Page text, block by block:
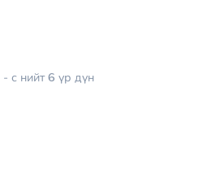
- с нийт6 үр дүн